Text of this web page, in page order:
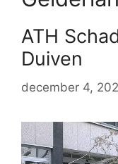
ATH
Duiven
december 4,